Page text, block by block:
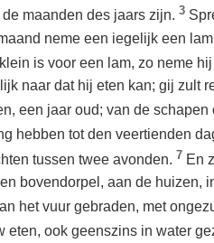
maanden des jaars zijn. 3
neme een iegelijk een
is voor een lam, zo neme
naar dat hij eten kan; gij zult
een jaar oud; van de schapen
hebben tot den veertienden
tussen twee avonden. 7 En
bovendorpel, aan de huizen,
het vuur gebraden, met
eten, ook geenszins in water